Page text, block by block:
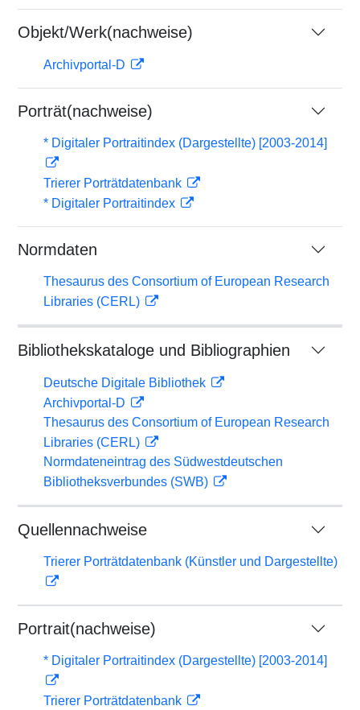
Objekt/Werk(nachweise)
Archivportal-D
Porträt(nachweise)
* Digitaler Portraitindex (Dargestellte) [2003-2014]
Trierer Porträtdatenbank
* Digitaler Portraitindex
Normdaten
Thesaurus des Consortium of European Research
Libraries (CERL)
Bibliothekskataloge und Bibliographien
Deutsche Digitale Bibliothek
Archivportal-D
Thesaurus des Consortium of European Research
Libraries (CERL)
Normdateneintrag des Südwestdeutschen
Bibliotheksverbundes (SWB)
Quellennachweise
Trierer Porträtdatenbank (Künstler und Dargestellte)
Portrait(nachweise)
* Digitaler Portraitindex (Dargestellte) [2003-2014]
Trierer Porträtdatenbank